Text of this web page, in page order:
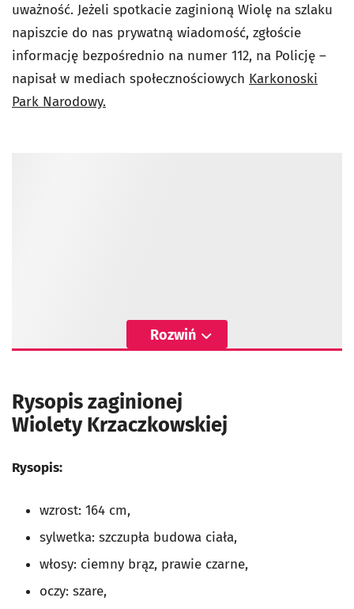
uważność. Jeżeli spotkacie zaginioną Wiolę na szlaku
napiszcie do nas prywatną wiadomość, zgłoście
informację bezpośrednio na numer 112, na Policję –
napisał w mediach społecznościowych Karkonoski
Park Narodowy.
Rozwiń
Rysopis zaginionej
Wiolety Krzaczkowskiej
Rysopis:
wzrost: 164 cm,
sylwetka: szczupła budowa ciała,
włosy: ciemny brąz, prawie czarne,
oczy: szare,